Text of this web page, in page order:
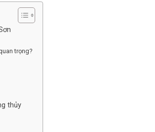
trọng?
thủy